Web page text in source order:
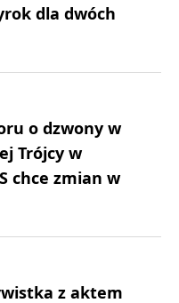
dla dwóch
o dzwony w
Trójcy w
chce zmian w
z aktem